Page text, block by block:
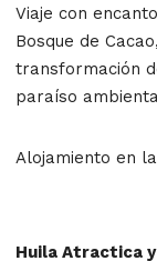
Viaje con
Bosque de
transformación
paraíso
Alojamiento en
Huila Atractica